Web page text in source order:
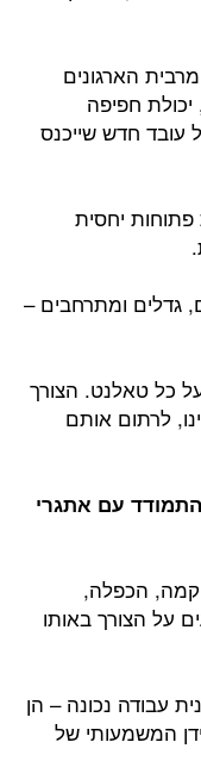
הארגונים
חפיפה
עובד חדש שייכנס
יחסית
גדלים ומתרחבים –
כל טאלנט. הצורך
לרתום אותם
עם אתגרי
הכפלה,
על הצורך באותו
עבודה נכונה – הן
המשמעותי של